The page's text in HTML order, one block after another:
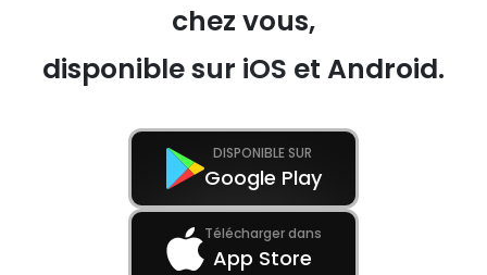
chez vous,
disponible sur iOS et Android.
DISPONIBLE SUR
Google Play
Télécharger dans
App Store